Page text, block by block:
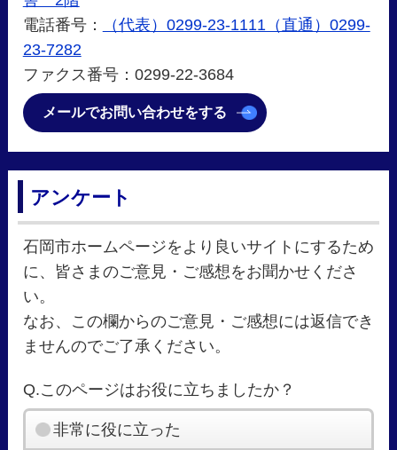
電話番号：
（代表）0299-23-1111（直通）0299-
23-7282
ファクス番号：0299-22-3684
メールでお問い合わせをする
アンケート
石岡市ホームページをより良いサイトにするため
に、皆さまのご意見・ご感想をお聞かせくださ
い。
なお、この欄からのご意見・ご感想には返信でき
ませんのでご了承ください。
Q.このページはお役に立ちましたか？
非常に役に立った